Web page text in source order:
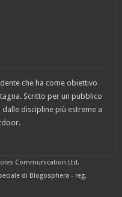
che ha come obiettivo
Scritto per un pubblico
discipline più estreme a
Communication Ltd.
di Blogosphera - reg.